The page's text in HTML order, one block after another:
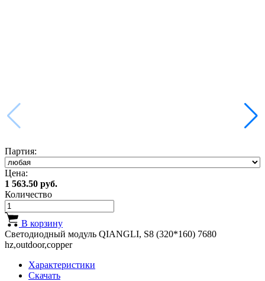
Партия:
Цена:
1 563.50 руб.
Количество
В корзину
Светодиодный модуль QIANGLI, S8 (320*160) 7680
hz,outdoor,copper
Характеристики
Скачать